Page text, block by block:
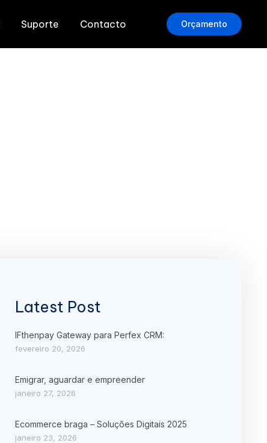
Suporte Contacto Orçamento
Latest Post
IFthenpay Gateway para Perfex CRM:
fevereiro 20, 2026
Emigrar, aguardar e empreender
janeiro 27, 2026
Ecommerce braga – Soluções Digitais 2025
janeiro 23, 2026